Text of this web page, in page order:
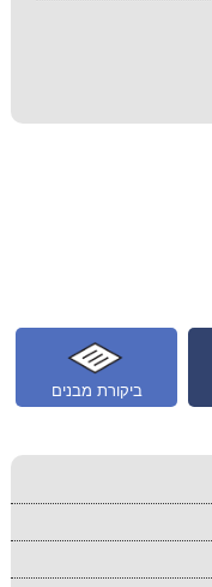
ביקורת מבנים